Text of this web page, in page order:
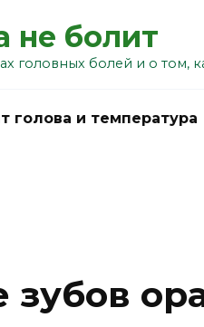
не болит
головных болей и о том,
голова и температура